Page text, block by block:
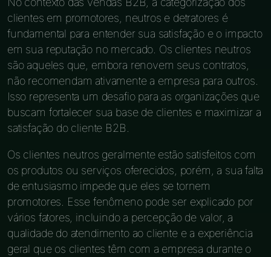
clientes em promotores, neutros e detratores é
fundamental para entender sua satisfação e o impacto
em sua reputação no mercado. Os clientes neutros
são aqueles que, embora renovem seus contratos,
não recomendam ativamente a empresa para outros.
Isso representa um desafio para as organizações que
buscam fortalecer sua base de clientes e maximizar a
satisfação do cliente B2B.
Os clientes neutros geralmente estão satisfeitos com
os produtos ou serviços oferecidos, porém, a sua falta
de entusiasmo impede que eles se tornem
promotores. Esse fenômeno pode ser explicado por
vários fatores, incluindo a percepção de valor, a
qualidade do atendimento ao cliente e a experiência
geral que os clientes têm com a empresa durante o